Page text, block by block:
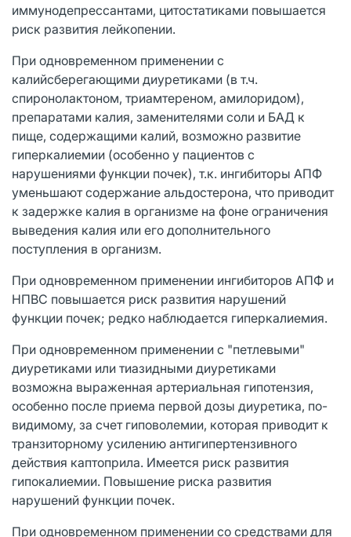
иммунодепрессантами, цитостатиками повышается
риск развития лейкопении.
При одновременном применении с
калийсберегающими диуретиками (в т.ч.
спиронолактоном, триамтереном, амилоридом),
препаратами калия, заменителями соли и БАД к
пище, содержащими калий, возможно развитие
гиперкалиемии (особенно у пациентов с
нарушениями функции почек), т.к. ингибиторы АПФ
уменьшают содержание альдостерона, что приводит
к задержке калия в организме на фоне ограничения
выведения калия или его дополнительного
поступления в организм.
При одновременном применении ингибиторов АПФ и
НПВС повышается риск развития нарушений
функции почек; редко наблюдается гиперкалиемия.
При одновременном применении с "петлевыми"
диуретиками или тиазидными диуретиками
возможна выраженная артериальная гипотензия,
особенно после приема первой дозы диуретика, по-
видимому, за счет гиповолемии, которая приводит к
транзиторному усилению антигипертензивного
действия каптоприла. Имеется риск развития
гипокалиемии. Повышение риска развития
нарушений функции почек.
При одновременном применении со средствами для